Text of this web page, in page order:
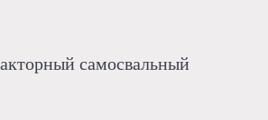
самосвальный